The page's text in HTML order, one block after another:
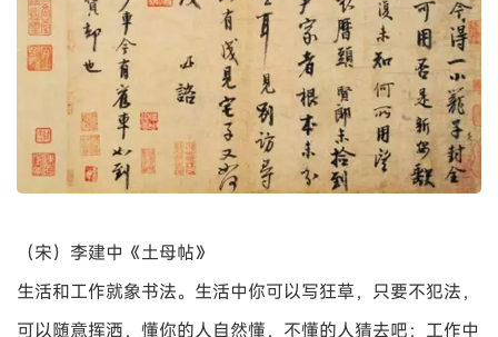
解，也清楚昭告了新文人美学以书法主导绘画的精神实质。
——蒋勋《汉字书法之美》